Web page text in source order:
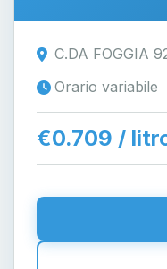
C.DA FOGGIA
Orario variabile
€0.709 /